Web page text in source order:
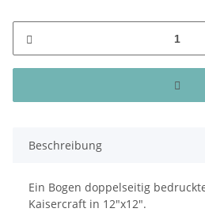
Beschreibung
Ein Bogen doppelseitig
Kaisercraft in 12"x12".